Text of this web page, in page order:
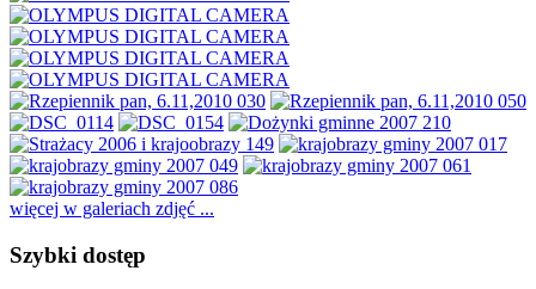
więcej w galeriach zdjęć ...
Szybki dostęp